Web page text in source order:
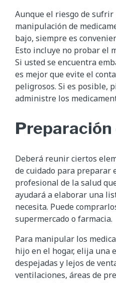
Aunque el riesgo de sufrir
manipulación de
bajo, siempre es
Esto incluye no probar el
Si usted se encuentra
es mejor que evite el
peligrosos. Si es posible,
administre los
Preparación
Deberá reunir ciertos
de cuidado para preparar
profesional de la salud
ayudará a elaborar una
necesita. Puede
supermercado o farmacia.
Para manipular los
hijo en el hogar, elija una
despejadas y lejos de
ventilaciones, áreas de